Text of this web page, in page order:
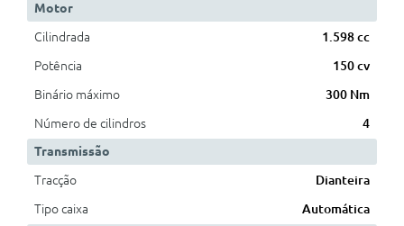
Motor
Cilindrada
1.598 cc
Potência
150 cv
Binário máximo
300 Nm
Número de cilindros
4
Transmissão
Tracção
Dianteira
Tipo caixa
Automática